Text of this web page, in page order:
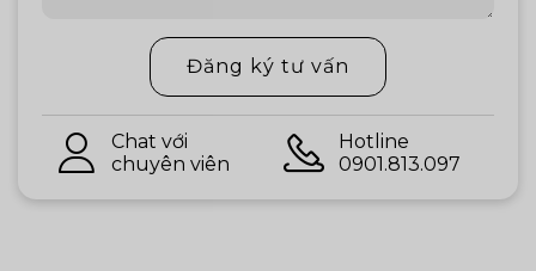
Đăng ký tư vấn
Chat với
chuyên viên
Hotline
0901.813.097